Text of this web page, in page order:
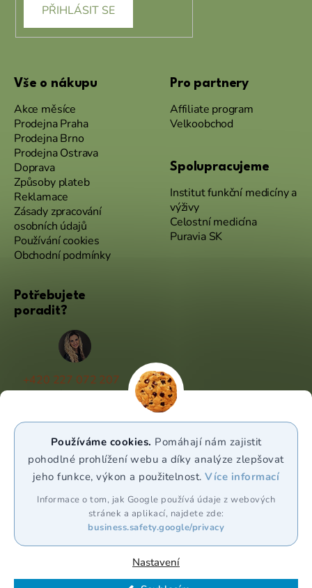
Používáme cookies. Pomáhají nám zajistit
pohodlné prohlížení webu a díky analýze zlepšovat
jeho funkce, výkon a použitelnost.Více informací
Informace o tom, jak Google používá údaje z webových
stránek a aplikací, najdete zde:
business.safety.google/privacy
Nastavení
PŘIHLÁSIT SE
Vše o nákupu
Akce měsíce
Prodejna Praha
Prodejna Brno
Prodejna Ostrava
Doprava
Způsoby plateb
Reklamace
Zásady zpracování
osobních údajů
Používání cookies
Obchodní podmínky
Pro partnery
Affiliate program
Velkoobchod
Spolupracujeme
Institut funkční medicíny a
výživy
Celostní medicína
Puravia SK
Potřebujete
poradit?
+420 227 072 207
(Po - Pá 9:00 - 17:00)
WhatsApp